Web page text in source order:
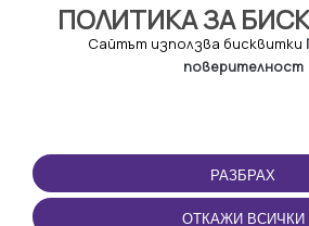
ПОЛИТИКА ЗА
Сайтът използва бисквитки
поверителност
РАЗБРАХ
ОТКАЖИ ВСИЧКИ
ПОЛЗВАНЕ
Правила и условия за
ползване